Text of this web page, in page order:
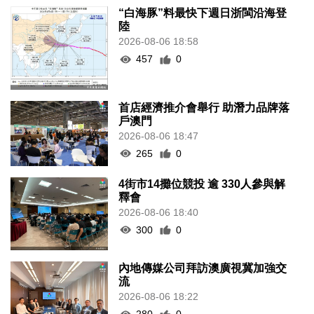
“白海豚”料最快下週日浙閩沿海登
陸
2026-08-06 18:58
457
0
首店經濟推介會舉行 助潛力品牌落
戶澳門
2026-08-06 18:47
265
0
4街市14攤位競投 逾 330人參與解
釋會
2026-08-06 18:40
300
0
內地傳媒公司拜訪澳廣視冀加強交
流
2026-08-06 18:22